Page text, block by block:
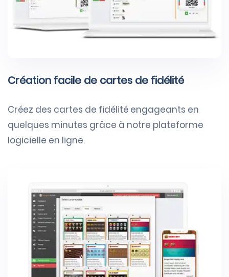
Création facile de cartes de fidélité
Créez des cartes de fidélité engageants en
quelques minutes grâce à notre plateforme
logicielle en ligne.